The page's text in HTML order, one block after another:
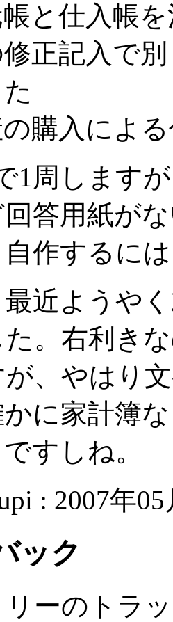
と仕入帳
正記入で
購入によ
1周します
答用紙が
作するに
近ようや
。右利き
、やはり
に家計簿
すしね。
: 2007年05
ック
ーのトラ